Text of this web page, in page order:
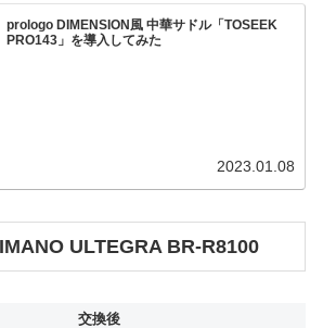
prologo DIMENSION風 中華サドル「TOSEEK
PRO143」を導入してみた
2023.01.08
ULTEGRA BR-R8100
交換後